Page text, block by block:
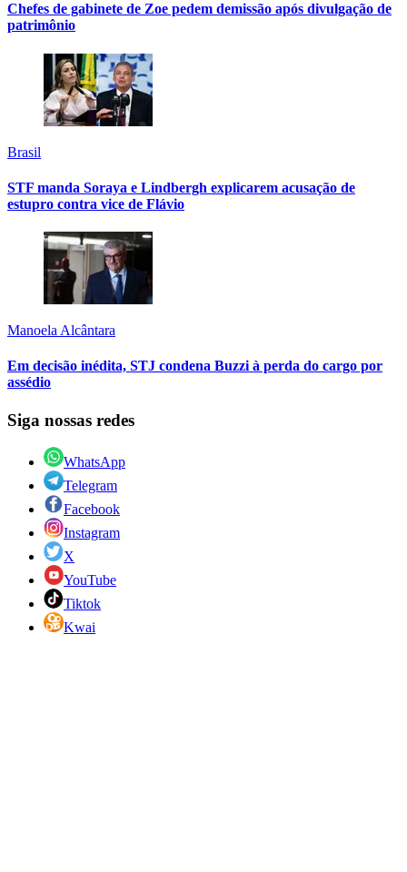
Chefes de gabinete de Zoe pedem demissão após divulgação de
patrimônio
Brasil
STF manda Soraya e Lindbergh explicarem acusação de
estupro contra vice de Flávio
Manoela Alcântara
Em decisão inédita, STJ condena Buzzi à perda do cargo por
assédio
Siga nossas redes
WhatsApp
Telegram
Facebook
Instagram
X
YouTube
Tiktok
Kwai